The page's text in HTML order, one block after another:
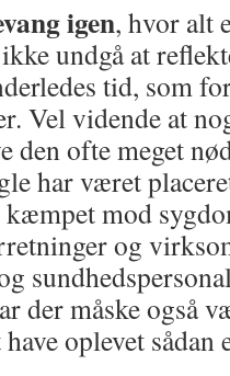
igen, hvor alt
undgå at
tid, som
Vel vidende at
den ofte meget
har været
mod
og
der måske også
oplevet sådan